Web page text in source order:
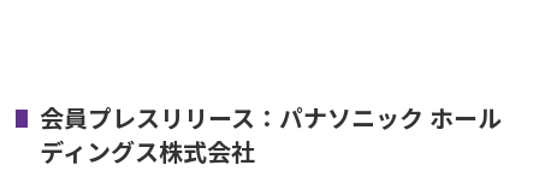
会員プレスリリース：パナソニック ホール
ディングス株式会社